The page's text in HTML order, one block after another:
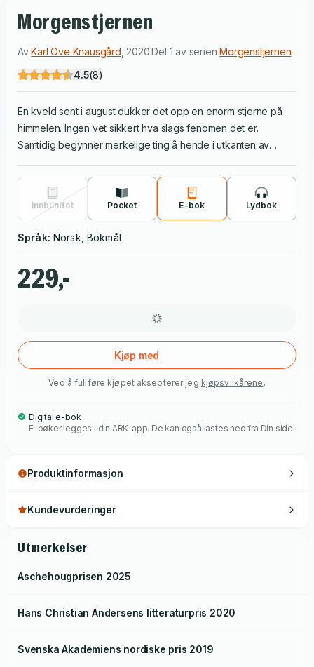
Morgenstjernen
AvKarl Ove Knausgård 2020.Del 1 av serienMorgenstjernen.
4.5(8)
En kveld sent i august dukker det opp en enorm stjerne på
himmelen. Ingen vet sikkert hva slags fenomen det er.
Samtidig begynner merkelige ting å hende i utkanten av
gjennom to intense dager, under lyset fra den nye stjerne.
"Morgenstjernen" er en roman om det vi ikke forstår, det
store dramaet sett gjennom det lille livets begrensede linse.
mørke kreftene i verden settes fri.
Innbundet Pocket E-bok Lydbok
Språk: Norsk, Bokmål
229,-
Kjøp med
Ved å fullføre kjøpet aksepterer jeg kjøpsvilkårene .
Digital e-bok
E-bøker legges i din ARK-app. De kan også lastes ned fra Din side.
Produktinformasjon
Kundevurderinger
Utmerkelser
Aschehougprisen 2025
Hans Christian Andersens litteraturpris 2020
Svenska Akademiens nordiske pris 2019